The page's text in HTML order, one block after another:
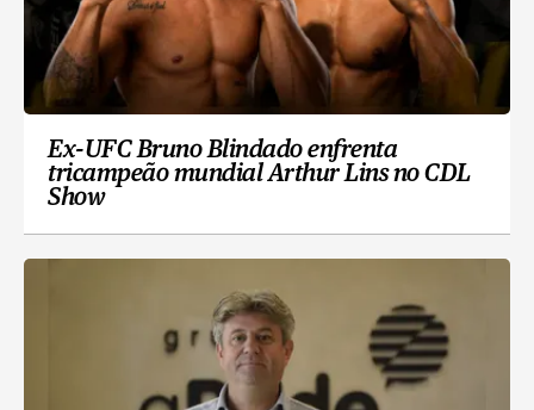
Ex-UFC Bruno Blindado enfrenta
tricampeão mundial Arthur Lins no CDL
Show